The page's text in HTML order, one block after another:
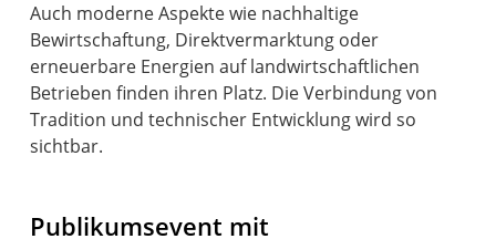
Auch moderne Aspekte wie nachhaltige
Bewirtschaftung, Direktvermarktung oder
erneuerbare Energien auf landwirtschaftlichen
Betrieben finden ihren Platz. Die Verbindung von
Tradition und technischer Entwicklung wird so
sichtbar.
Publikumsevent mit